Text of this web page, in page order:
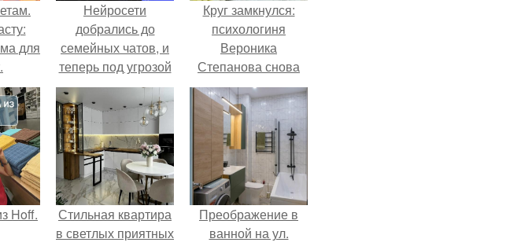
для
Нейросети
добрались до
семейных чатов, и
теперь под угрозой
мамины нервы.
Круг замкнулся:
психологиня
Вероника
Степанова снова
вышла замуж за
собственного
бывшего мужа.
Hoff.
Стильная квартира
в светлых приятных
Преображение в
ванной на ул.